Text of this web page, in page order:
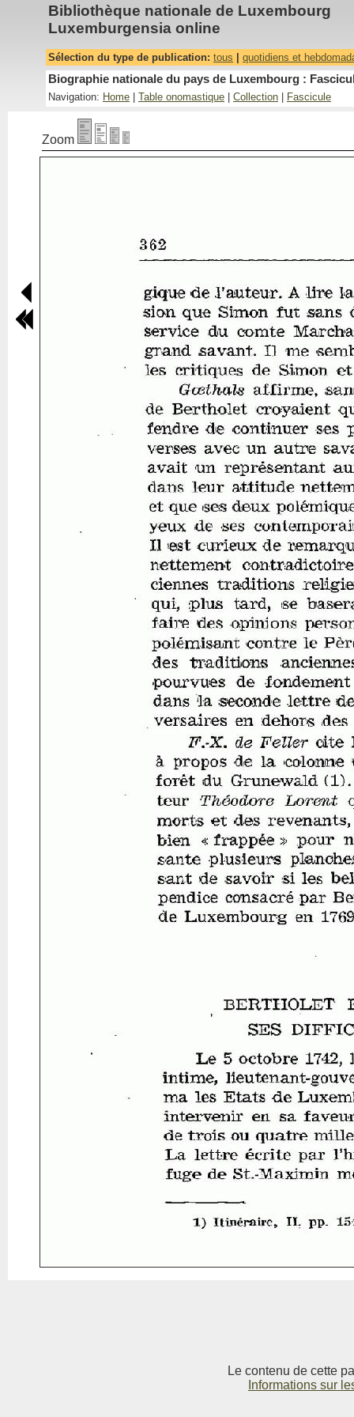
Bibliothèque nationale de Luxembourg
Luxemburgensia online
Sélection du type de publication: tous quotidiens et
Biographie nationale du pays de Luxembourg :
Navigation: Home Table onomastique Collection Fascicule
Zoom
Le contenu de cette
Informations sur